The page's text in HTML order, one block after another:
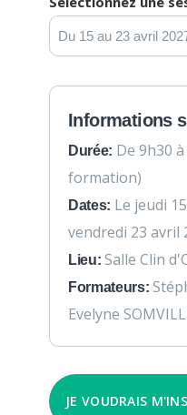
Informations
Durée: De 9h30
formation)
Dates: Le jeudi
vendredi 23 avril
Lieu: Salle Clin
Formateurs:
Evelyne
JE VOUDRAIS